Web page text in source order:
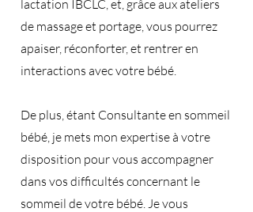
lactation IBCLC, et, grâce aux ateliers
de massage et portage, vous pourrez
apaiser, réconforter, et rentrer en
interactions avec votre bébé.
De plus, étant Consultante en sommeil
bébé, je mets mon expertise à votre
disposition pour vous accompagner
dans vos difficultés concernant le
sommeil de votre bébé. Je vous